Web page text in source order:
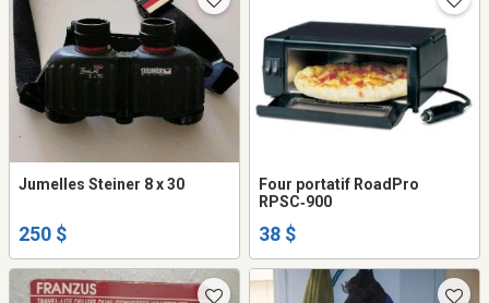
Jumelles Steiner 8 x 30
250 $
Four portatif RoadPro
RPSC‑900
38 $